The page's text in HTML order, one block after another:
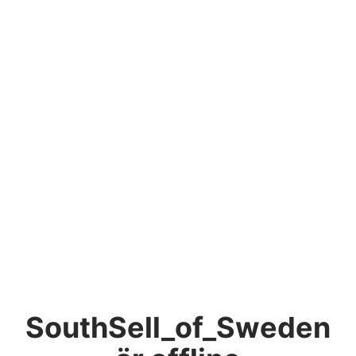
SouthSell_of_Sweden